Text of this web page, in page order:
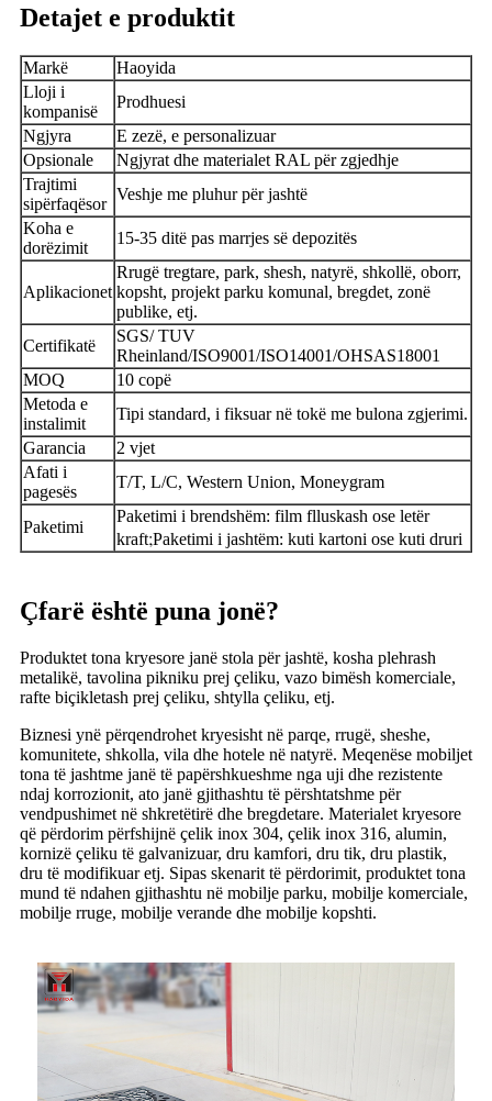
Detajet e produktit
Markë
Haoyida
Lloji i
kompanisë
Prodhuesi
Ngjyra
E zezë, e personalizuar
Opsionale
Ngjyrat dhe materialet RAL për zgjedhje
Trajtimi
sipërfaqësor
Veshje me pluhur për jashtë
Koha e
dorëzimit
15-35 ditë pas marrjes së depozitës
Aplikacionet
Rrugë tregtare, park, shesh, natyrë, shkollë, oborr,
kopsht, projekt parku komunal, bregdet, zonë
publike, etj.
Certifikatë
SGS/ TUV
Rheinland/ISO9001/ISO14001/OHSAS18001
MOQ
10 copë
Metoda e
instalimit
Tipi standard, i fiksuar në tokë me bulona zgjerimi.
Garancia
2 vjet
Afati i
pagesës
T/T, L/C, Western Union, Moneygram
Paketimi
Paketimi i brendshëm: film flluskash ose letër
kraft;Paketimi i jashtëm: kuti kartoni ose kuti druri
Çfarë është puna jonë?
Produktet tona kryesore janë stola për jashtë, kosha plehrash
metalikë, tavolina pikniku prej çeliku, vazo bimësh komerciale,
rafte biçikletash prej çeliku, shtylla çeliku, etj.
Biznesi ynë përqendrohet kryesisht në parqe, rrugë, sheshe,
komunitete, shkolla, vila dhe hotele në natyrë. Meqenëse mobiljet
tona të jashtme janë të papërshkueshme nga uji dhe rezistente
ndaj korrozionit, ato janë gjithashtu të përshtatshme për
vendpushimet në shkretëtirë dhe bregdetare. Materialet kryesore
që përdorim përfshijnë çelik inox 304, çelik inox 316, alumin,
kornizë çeliku të galvanizuar, dru kamfori, dru tik, dru plastik,
dru të modifikuar etj. Sipas skenarit të përdorimit, produktet tona
mund të ndahen gjithashtu në mobilje parku, mobilje komerciale,
mobilje rruge, mobilje verande dhe mobilje kopshti.